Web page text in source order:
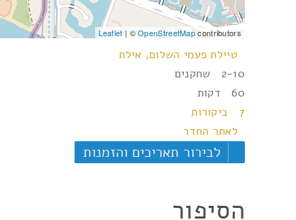
Leaflet | ©OpenStreetMapcontributors
טיילת פעמי השלום, אילת
2-10 שחקנים
60 דקות
7 ביקורות
לאתר החדר
לבירור תאריכים והזמנות
הסיפור